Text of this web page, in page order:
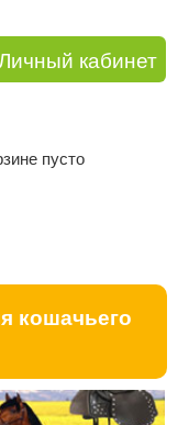
кабинет
пусто
кошачьего